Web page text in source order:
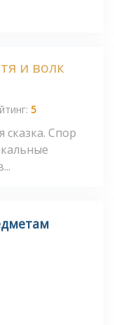
и волк
5
сказка. Спор